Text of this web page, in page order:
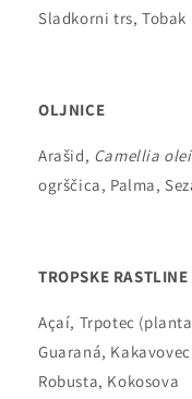
Sladkorni trs, Tobak
OLJNICE
Arašid, Camellia
ogrščica, Palma,
TROPSKE RASTLINE
Açaí, Trpotec
Guaraná, Kakavovec
Robusta, Kokosova